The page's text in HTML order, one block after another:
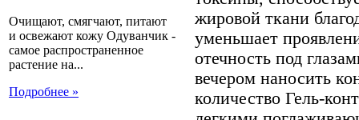
Очищают, смягчают, питают
и освежают кожу Одуванчик -
самое распространенное
растение на...
Подробнее »
жировой ткани
уменьшает
отечность под
вечером наносить
количество Гель-